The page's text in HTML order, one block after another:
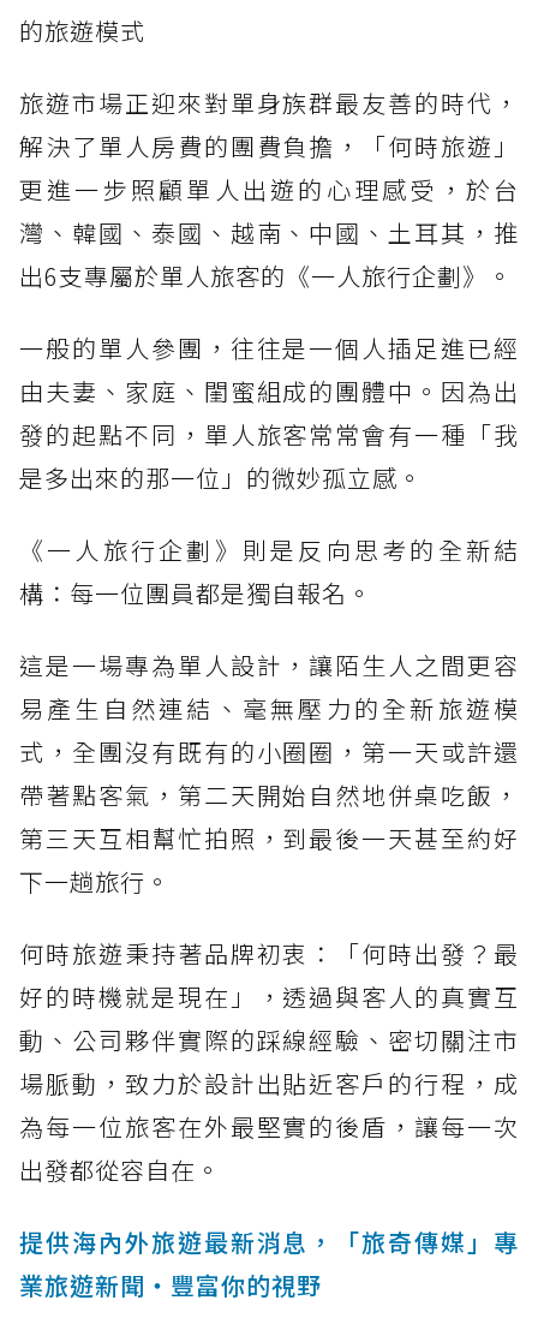
的旅遊模式
旅遊市場正迎來對單身族群最友善的時代，
解決了單人房費的團費負擔，「何時旅遊」
更進一步照顧單人出遊的心理感受，於台
灣、韓國、泰國、越南、中國、土耳其，推
出6支專屬於單人旅客的《一人旅行企劃》。
一般的單人參團，往往是一個人插足進已經
由夫妻、家庭、閨蜜組成的團體中。因為出
發的起點不同，單人旅客常常會有一種「我
是多出來的那一位」的微妙孤立感。
《一人旅行企劃》則是反向思考的全新結
構：每一位團員都是獨自報名。
這是一場專為單人設計，讓陌生人之間更容
易產生自然連結、毫無壓力的全新旅遊模
式，全團沒有既有的小圈圈，第一天或許還
帶著點客氣，第二天開始自然地併桌吃飯，
第三天互相幫忙拍照，到最後一天甚至約好
下一趟旅行。
何時旅遊秉持著品牌初衷：「何時出發？最
好的時機就是現在」，透過與客人的真實互
動、公司夥伴實際的踩線經驗、密切關注市
場脈動，致力於設計出貼近客戶的行程，成
為每一位旅客在外最堅實的後盾，讓每一次
出發都從容自在。
提供海內外旅遊最新消息，「旅奇傳媒」專
業旅遊新聞‧豐富你的視野